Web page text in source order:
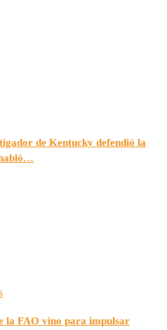
de Kentucky defendió la
la FAO vino para impulsar